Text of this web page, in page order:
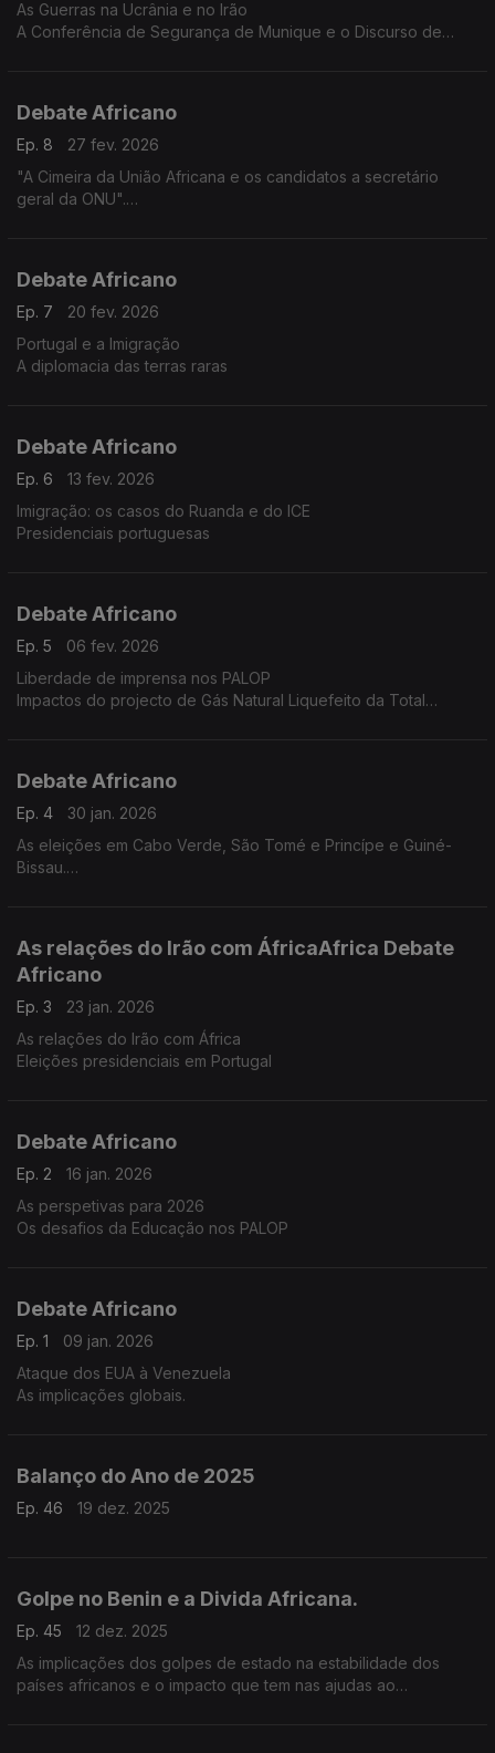
As Guerras na Ucrânia e no Irão
A Conferência de Segurança de Munique e o Discurso de
Debate Africano
Ep. 8
27 fev. 2026
"A Cimeira da União Africana e os candidatos a secretário
geral da ONU".
Debate Africano
Ep. 7
20 fev. 2026
Portugal e a Imigração
A diplomacia das terras raras
Debate Africano
Ep. 6
13 fev. 2026
Imigração: os casos do Ruanda e do ICE
Presidenciais portuguesas
Debate Africano
Ep. 5
06 fev. 2026
Liberdade de imprensa nos PALOP
Impactos do projecto de Gás Natural Liquefeito da Total
Debate Africano
Ep. 4
30 jan. 2026
As eleições em Cabo Verde, São Tomé e Princípe e Guiné-
Bissau.
As relações do Irão com ÁfricaAfrica Debate
Africano
Ep. 3
23 jan. 2026
As relações do Irão com África
Eleições presidenciais em Portugal
Debate Africano
Ep. 2
16 jan. 2026
As perspetivas para 2026
Os desafios da Educação nos PALOP
Debate Africano
Ep. 1
09 jan. 2026
Ataque dos EUA à Venezuela
As implicações globais.
Balanço do Ano de 2025
Ep. 46 19 dez. 2025
Golpe no Benin e a Divida Africana.
Ep. 45
12 dez. 2025
As implicações dos golpes de estado na estabilidade dos
países africanos e o impacto que tem nas ajudas ao